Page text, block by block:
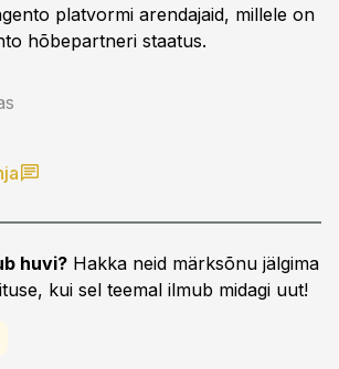
platvormi arendajaid, millele on
hõbepartneri staatus.
huvi? Hakka neid märksõnu jälgima
kui sel teemal ilmub midagi uut!